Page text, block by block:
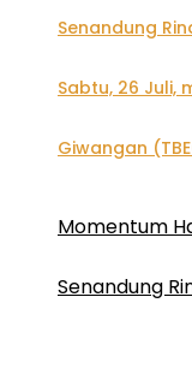
Momentum
Senandung